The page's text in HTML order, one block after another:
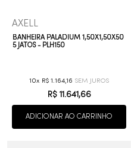
AXELL
BANHEIRA PALADIUM 1,50X1,50X50
5 JATOS - PLH150
10 R$ 1.164,16
R$ 11 .641 ,66
ADICIONAR AO CARRINHO